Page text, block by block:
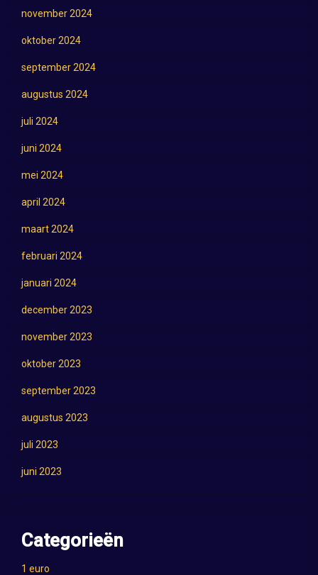
november 2024
oktober 2024
september 2024
augustus 2024
juli 2024
juni 2024
mei 2024
april 2024
maart 2024
februari 2024
januari 2024
december 2023
november 2023
oktober 2023
september 2023
augustus 2023
juli 2023
juni 2023
Categorieën
1 euro